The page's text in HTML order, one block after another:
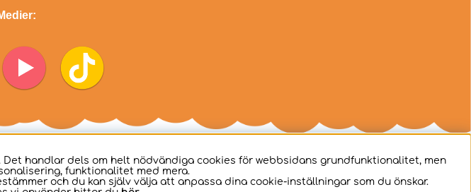
handlar dels om helt nödvändiga cookies för webbsidans grundfunktionalitet, men
funktionalitet med mera.
och du kan själv välja att anpassa dina cookie-inställningar som du önskar.